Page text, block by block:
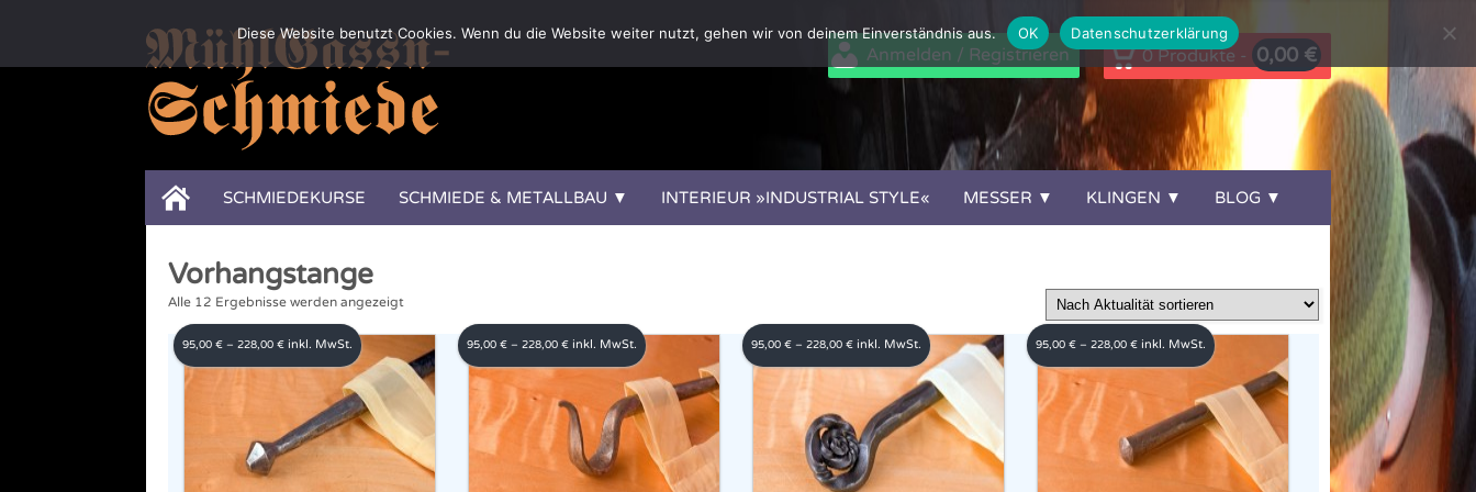
Anmelden / Registrieren 0 Produkte - 0,00 €
SCHMIEDEKURSE SCHMIEDE & METALLBAU INTERIEUR »INDUSTRIAL STYLE« MESSER KLINGEN BLOG
Vorhangstange
Alle 12 Ergebnisse werden angezeigtNach
Aktualität
sortiert
95,00 €– 228,00 € inkl. MwSt. 95,00 €– 228,00 € inkl. MwSt. 95,00 €– 228,00 € inkl. MwSt. 95,00 €– 228,00 € inkl. MwSt.
Diese Website benutzt Cookies. Wenn du die Website weiter nutzt, gehen wir von deinem Einverständnis aus. OK Datenschutzerklärung